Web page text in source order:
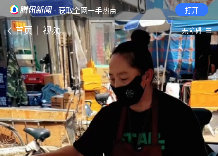
· 获取全网一手热点 打开
首页 视频 无障碍